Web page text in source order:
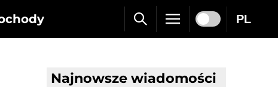
PL
Najnowsze wiadomości